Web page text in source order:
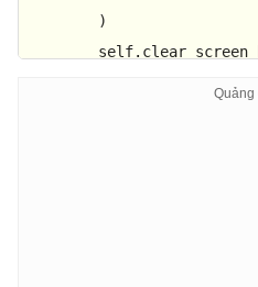
        )